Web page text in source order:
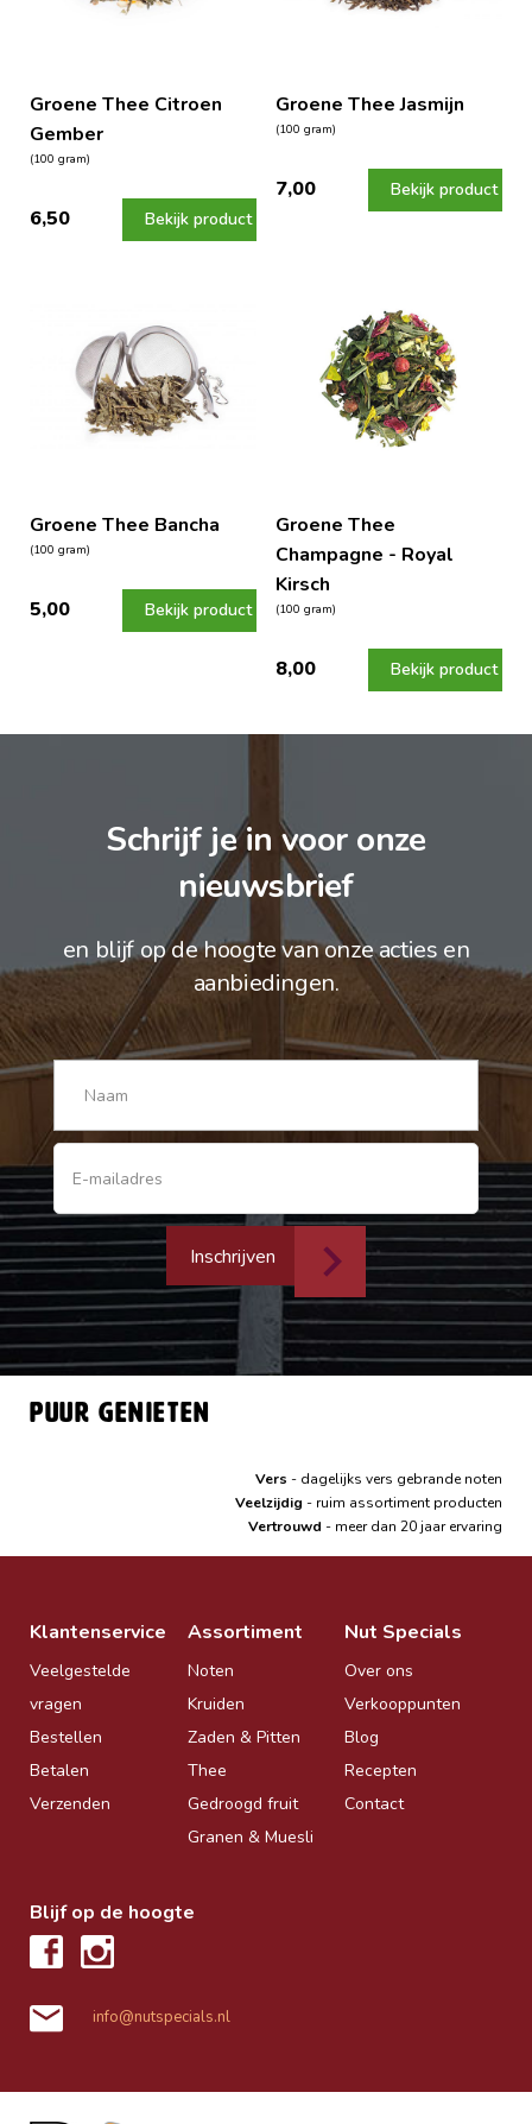
Groene Thee Citroen
Gember
(100 gram)
6,50 Bekijk product
Groene Thee Jasmijn
(100 gram)
7,00 Bekijk product
Groene Thee Bancha
(100 gram)
5,00 Bekijk product
Groene Thee
Champagne - Royal
Kirsch
(100 gram)
8,00 Bekijk product
Schrijf je in voor onze
nieuwsbrief
en blijf op de hoogte van onze acties en
aanbiedingen.
Inschrijven
Puur genieten
Vers - dagelijks vers gebrande noten
Veelzijdig - ruim assortiment producten
Vertrouwd - meer dan 20 jaar ervaring
Klantenservice
Veelgestelde
vragen
Bestellen
Betalen
Verzenden
Assortiment
Noten
Kruiden
Zaden & Pitten
Thee
Gedroogd fruit
Granen & Muesli
Nut Specials
Over ons
Verkooppunten
Blog
Recepten
Contact
Blijf op de hoogte
info@nutspecials.nl